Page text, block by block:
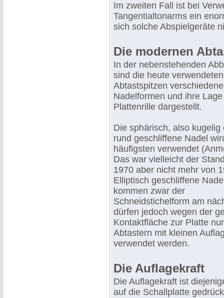
Im zweiten Fall ist bei
Tangentialtonarms ein
sich solche Abspielgeräte
Die modernen
In der nebenstehenden
sind die heute verwendeten
Abtastspitzen
Nadelformen und ihre
Plattenrille dargestellt.
Die sphärisch, also kugelig
rund geschliffene Nadel
häufigsten verwendet
Das war vielleicht der
1970 aber nicht mehr von
Elliptisch geschliffene
kommen zwar der
Schneidstichelform am
dürfen jedoch wegen der
Kontaktfläche zur Platte
Abtastern mit kleinen
verwendet werden.
Die Auflagekraft
Die Auflagekraft ist
auf die Schallplatte